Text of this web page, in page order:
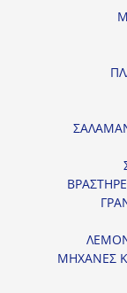
ΜΗΧΑΝΕΣ